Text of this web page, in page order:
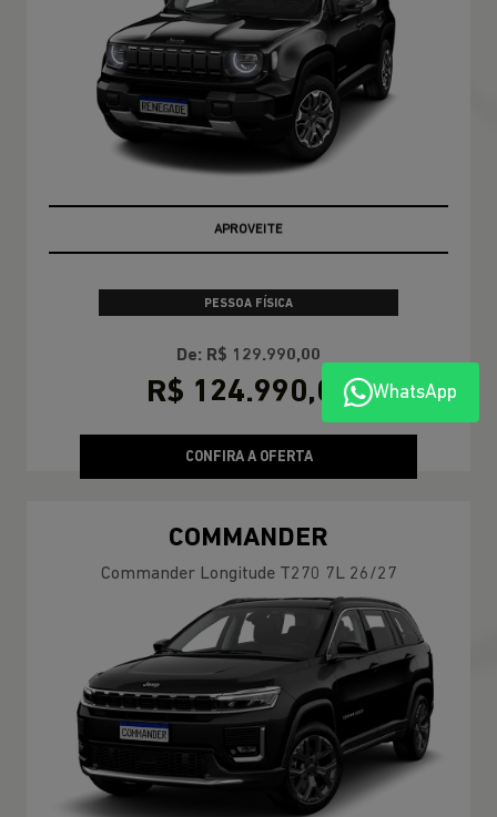
OPORTUNIDADE
PESSOA FÍSICA
De: R$ 129.990,00
R$ 124.990,00
CONFIRA A OFERTA
COMMANDER
Commander Longitude T270 7L 26/27
WhatsApp